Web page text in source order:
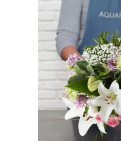
création une touche de
romantisme, tandis que
un parfum délicat et une
poétique. Le gypsophile,
envelopper l’ensemble de
les lisianthus ajoutent une
raffinement à cette
Chaque tige a été
composer un bouquet
charme et de délicatesse.
entre volume, finesse et
florale est idéale pour